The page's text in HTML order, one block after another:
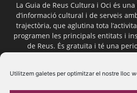
Utilitzem galetes per optimitzar el nostre lloc
La Guia de Reus Cultura i Oci és
d’informació cultural i de serveis
trajectòria, que aglutina tota
programen les principals entitats i
de Reus. És gratuïta i té una